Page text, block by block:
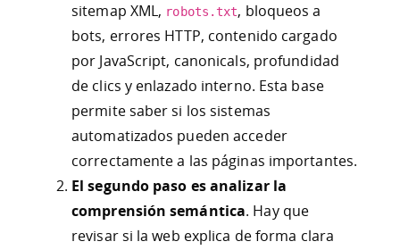
sitemap XML, robots.txt, bloqueos a
bots, errores HTTP, contenido cargado
por JavaScript, canonicals, profundidad
de clics y enlazado interno. Esta base
permite saber si los sistemas
automatizados pueden acceder
correctamente a las páginas importantes.
El segundo paso es analizar la
comprensión semántica. Hay que
revisar si la web explica de forma clara